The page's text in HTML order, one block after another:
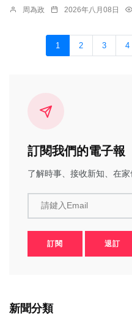
周為政 2026年八月08日
1 2 3 4
訂閱我們的電子報
了解時事、接收新知、在家
請鍵入Email
訂閱 退訂
新聞分類